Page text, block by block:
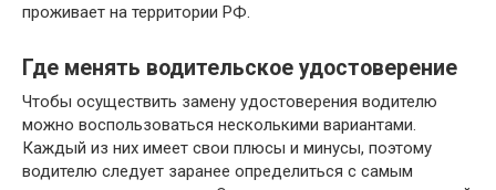
проживает на территории РФ.
Где менять водительское удостоверение
Чтобы осуществить замену удостоверения водителю
можно воспользоваться несколькими вариантами.
Каждый из них имеет свои плюсы и минусы, поэтому
водителю следует заранее определиться с самым